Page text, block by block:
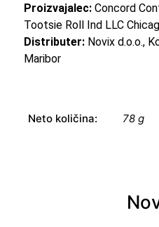
Proizvajalec: Concord
Tootsie Roll Ind LLC
Distributer:Novix d.o.o.,
Maribor
Neto količina: 78 g